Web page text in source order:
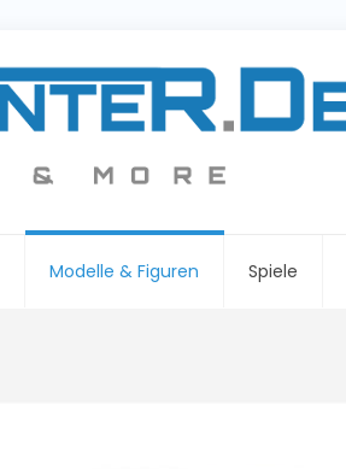
Modelle & Figuren Spiele